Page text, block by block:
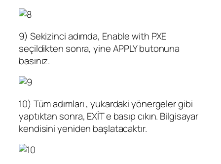
9) Sekizinci adımda, Enable with PXE
seçildikten sonra, yine APPLY butonuna
basınız.
10) Tüm adımları , yukardaki yönergeler gibi
yaptıktan sonra, EXİT e basıp cıkın. Bilgisayar
kendisini yeniden başlatacaktır.